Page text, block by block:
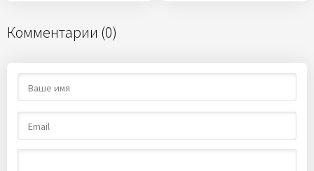
Комментарии (0)